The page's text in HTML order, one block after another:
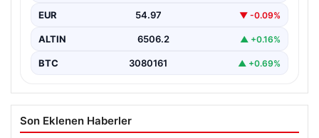
EUR 54.97 ▼ -0.09%
ALTIN 6506.2 ▲ +0.16%
BTC 3080161 ▲ +0.69%
Son Eklenen Haberler